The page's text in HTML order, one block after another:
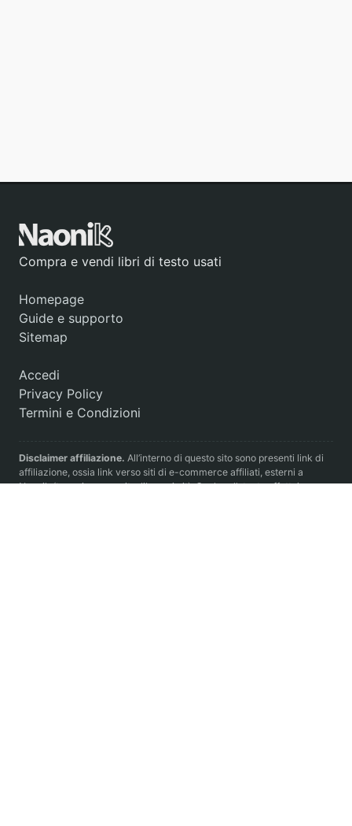
Compra e vendi libri di testo usati
Homepage
Guide e supporto
Sitemap
Accedi
Privacy Policy
Termini e Condizioni